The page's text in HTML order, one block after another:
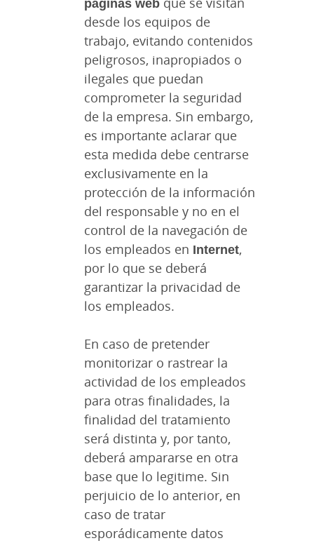
desde los equipos de
trabajo, evitando contenidos
peligrosos, inapropiados o
ilegales que puedan
comprometer la seguridad
de la empresa. Sin embargo,
es importante aclarar que
esta medida debe centrarse
exclusivamente en la
protección de la información
del responsable y no en el
control de la navegación de
los empleados en Internet,
por lo que se deberá
garantizar la privacidad de
los empleados.
En caso de pretender
monitorizar o rastrear la
actividad de los empleados
para otras finalidades, la
finalidad del tratamiento
será distinta y, por tanto,
deberá ampararse en otra
base que lo legitime. Sin
perjuicio de lo anterior, en
caso de tratar
esporádicamente datos